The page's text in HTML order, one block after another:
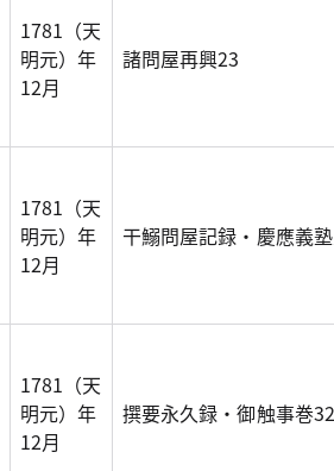
1781（天
明元）年
12月
諸問屋再興23
1781（天
明元）年
12月
干鰯問屋記録・慶應義
1781（天
明元）年
12月
撰要永久録・御触事巻32